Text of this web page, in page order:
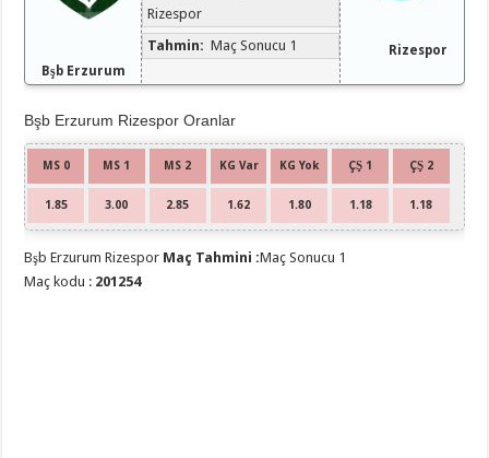
Bşb Erzurum
Rizespor
Tahmin: Maç Sonucu 1 Rizespor
Bşb Erzurum Rizespor Oranlar
MS 0 MS 1 MS 2 KG Var KG Yok ÇŞ 1 ÇŞ 2
1.85 3.00 2.85 1.62 1.80 1.18 1.18
Bşb Erzurum Rizespor Maç Tahmini :Maç Sonucu 1
Maç kodu : 201254